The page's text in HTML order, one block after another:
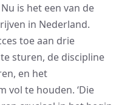
is het een van de
in Nederland.
toe aan drie
sturen, de discipline
en het
vol te houden. ‘Die